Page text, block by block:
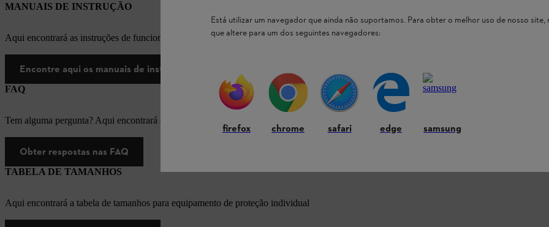
MANUAIS DE INSTRUÇÃO
Aqui encontrará as instruções de funcionamento apropriadas para os nossos produtos STIHL
Encontre aqui os manuais de instruções
FAQ
Tem alguma pergunta? Aqui encontrará as respostas apropriadas para as perguntas mais comuns
Obter respostas nas FAQ
TABELA DE TAMANHOS
Aqui encontrará a tabela de tamanhos para equipamento de proteção individual
Está utilizar um navegador que ainda não suportamos. Para obter o melhor uso de nosso site,
que altere para um dos seguintes navegadores:
firefox chrome safari edge samsung